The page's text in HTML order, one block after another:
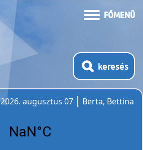
FŐMENÜ
keresés
2026. augusztus 07
Berta, Bettina